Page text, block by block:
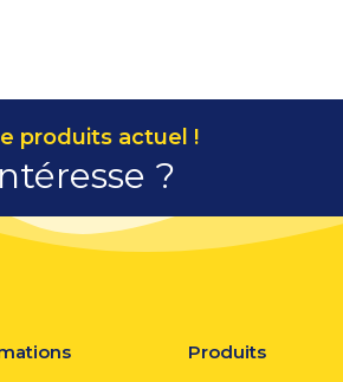
produits actuel !
?
Produits